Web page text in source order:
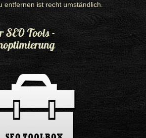
entfernen ist recht umständlich.
SEO Tools -